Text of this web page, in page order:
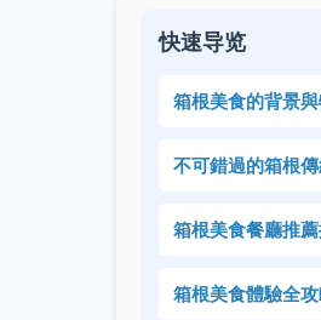
快速导览
箱根美食的背景
不可錯過的箱根
箱根美食餐廳推
箱根美食體驗全